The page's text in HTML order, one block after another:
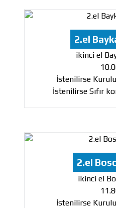
2.el
ikinci el
İstenilirse
İstenilirse Sıfır
2.el
ikinci el
İstenilirse